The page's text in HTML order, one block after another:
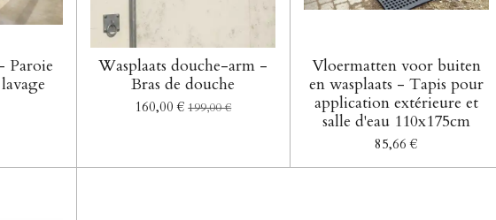
Paroie
Wasplaats douche-arm -
Bras de douche
160,00 € 199,00 €
Vloermatten voor buiten
en wasplaats - Tapis pour
application extérieure et
salle d'eau 110x175cm
85,66 €